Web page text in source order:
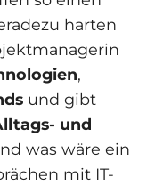
harten
,
und gibt
und
was wäre ein
mit IT-